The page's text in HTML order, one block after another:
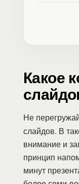
Какое
Не
слайдов. В
внимание и
принцип
минут